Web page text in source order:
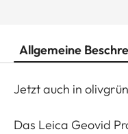
Allgemeine
Jetzt auch in
Das Leica Geovid